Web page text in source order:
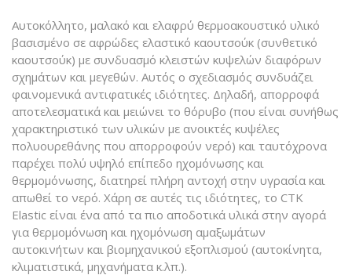
Αυτοκόλλητο, μαλακό και ελαφρύ θερμοακουστικό υλικό
βασισμένο σε αφρώδες ελαστικό καουτσούκ (συνθετικό
καουτσούκ) με συνδυασμό κλειστών κυψελών διαφόρων
σχημάτων και μεγεθών. Αυτός ο σχεδιασμός συνδυάζει
φαινομενικά αντιφατικές ιδιότητες. Δηλαδή, απορροφά
αποτελεσματικά και μειώνει το θόρυβο (που είναι συνήθως
χαρακτηριστικό των υλικών με ανοικτές κυψέλες
πολυουρεθάνης που απορροφούν νερό) και ταυτόχρονα
παρέχει πολύ υψηλό επίπεδο ηχομόνωσης και
θερμομόνωσης, διατηρεί πλήρη αντοχή στην υγρασία και
απωθεί το νερό. Χάρη σε αυτές τις ιδιότητες, το CTK
Elastic είναι ένα από τα πιο αποδοτικά υλικά στην αγορά
για θερμομόνωση και ηχομόνωση αμαξωμάτων
αυτοκινήτων και βιομηχανικού εξοπλισμού (αυτοκίνητα,
κλιματιστικά, μηχανήματα κ.λπ.).